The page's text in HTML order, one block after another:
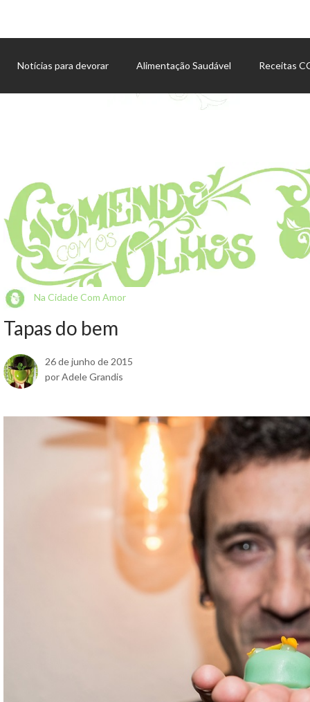
Notícias para devorar Alimentação Saudável Receitas
Na Cidade Com Amor
Tapas do bem
26 de junho de 2015
por Adele Grandis